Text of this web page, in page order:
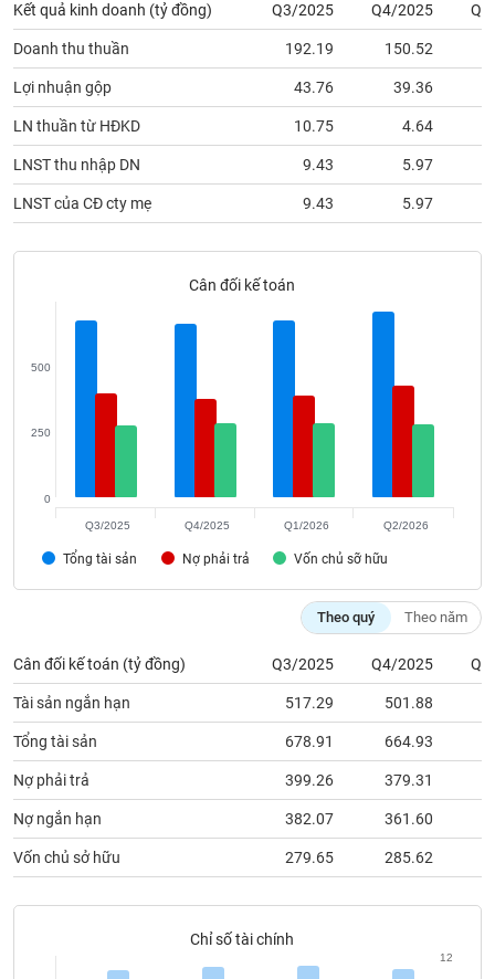
Kết quả kinh doanh (tỷ đồng) Q3/2025 Q4/2025
Doanh thu thuần 192.19 150.52
Lợi nhuận gộp 43.76 39.36
LN thuần từ HĐKD 10.75 4.64
LNST thu nhập DN 9.43 5.97
LNST của CĐ cty mẹ 9.43 5.97
Cân đối kế toán
Tổng tài sản Nợ phải trả Vốn chủ sỡ hữu
0
250
500
Q3/2025 Q4/2025 Q1/2026 Q2/2026
Theo quý Theo năm
Cân đối kế toán (tỷ đồng) Q3/2025 Q4/2025
Tài sản ngắn hạn 517.29 501.88
Tổng tài sản 678.91 664.93
Nợ phải trả 399.26 379.31
Nợ ngắn hạn 382.07 361.60
Vốn chủ sở hữu 279.65 285.62
Chỉ số tài chính
12
Báo
cáo
phân
tích
(-)
Thuật
ngữ
(-)
chính
Công
cụ
tư
thông
chính